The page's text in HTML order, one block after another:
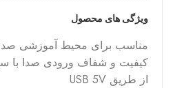
ویژگی های محصول
مناسب برای محیط آموزشی صدای
از طریق USB 5V